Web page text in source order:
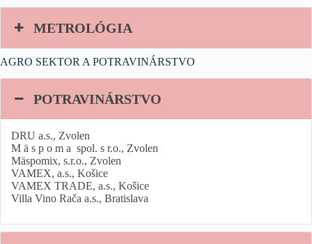
METROLÓGIA
AGRO SEKTOR A POTRAVINÁRSTVO
POTRAVINÁRSTVO
DRU a.s., Zvolen
M ä s p o m a spol. s r.o., Zvolen
Mäspomix, s.r.o., Zvolen
VAMEX, a.s., Košice
VAMEX TRADE, a.s., Košice
Villa Vino Rača a.s., Bratislava